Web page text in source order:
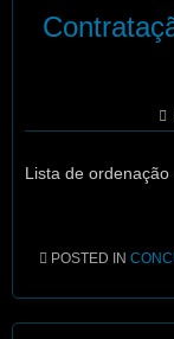
Lista de
POSTED IN